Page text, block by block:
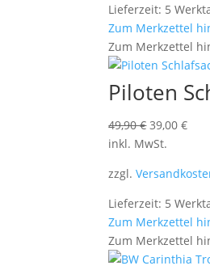
Lieferzeit: 5
Zum Merkzettel
Zum Merkzettel
Piloten
49,90€
Preis
49,90 €
39,00€
inkl. MwSt.
zzgl.
Lieferzeit: 5
Zum Merkzettel
Zum Merkzettel